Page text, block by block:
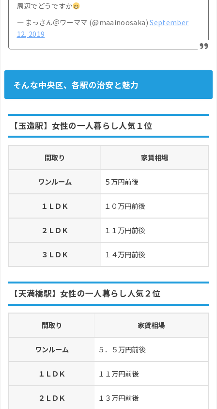
周辺でどうですか
— まっさん＠ワーママ (@maainoosaka)September
12, 2019
そんな中央区、各駅の治安と魅力
【玉造駅】女性の一人暮らし人気１位
間取り 家賃相場
ワンルーム ５万円前後
１ＬＤＫ １０万円前後
２ＬＤＫ １１万円前後
３ＬＤＫ １４万円前後
【天満橋駅】女性の一人暮らし人気２位
間取り 家賃相場
ワンルーム ５．５万円前後
１ＬＤＫ １１万円前後
２ＬＤＫ １３万円前後